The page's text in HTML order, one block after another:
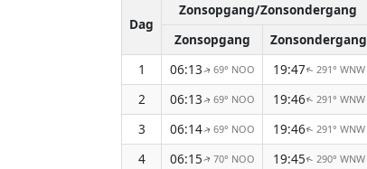
Dag
Zonsopgang/Zonsondergang
Zonsopgang
Zonsondergang
1
06:13↑ 69° NOO 19:47↑ 291° WNW
2
06:13↑ 69° NOO 19:46↑ 291° WNW
3
06:14↑ 69° NOO 19:46↑ 291° WNW
4
06:15↑ 70° NOO 19:45↑ 290° WNW